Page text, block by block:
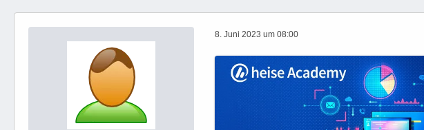
8. Juni 2023 um 08:00